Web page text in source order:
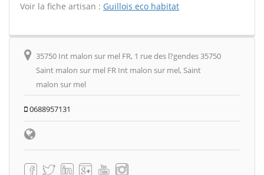
Voir la fiche artisan : Guillois eco habitat
35750 Int malon sur mel FR, 1 rue des l?gendes 35750
Saint malon sur mel FR Int malon sur mel, Saint
malon sur mel
0688957131